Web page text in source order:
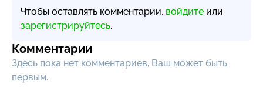
Чтобы оставлять комментарии, войдите или
зарегистрируйтесь.
Комментарии
Здесь пока нет комментариев, Ваш может быть
первым.